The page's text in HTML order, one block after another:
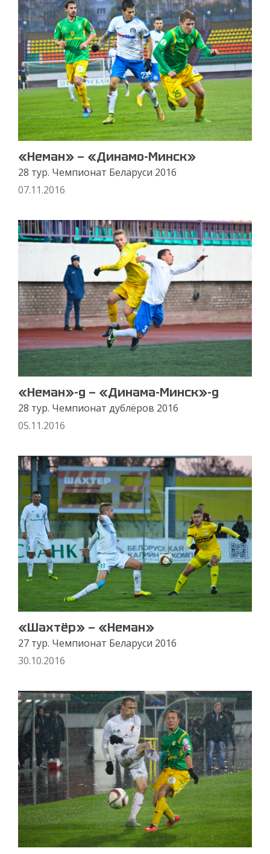
«Неман» — «Динамо-Минск»
28 тур. Чемпионат Беларуси 2016
07.11.2016
«Неман»-д — «Динама-Минск»-д
28 тур. Чемпионат дублёров 2016
05.11.2016
«Шахтёр» — «Неман»
27 тур. Чемпионат Беларуси 2016
30.10.2016